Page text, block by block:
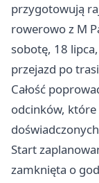
przygotowują
rowerowo z M
sobotę, 18
przejazd po
Całość
odcinków, które
Start
zamknięta o